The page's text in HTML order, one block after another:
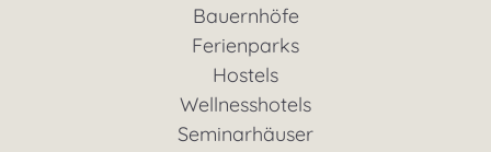
Bauernhöfe
Ferienparks
Hostels
Wellnesshotels
Seminarhäuser